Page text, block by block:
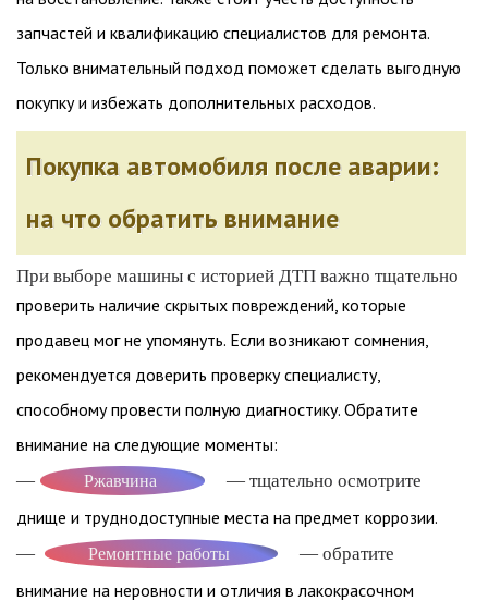
запчастей и квалификацию специалистов для ремонта.
Только внимательный подход поможет сделать выгодную
покупку и избежать дополнительных расходов.
Покупка автомобиля после аварии:
на что обратить внимание
При выборе машины с историей ДТП важно тщательно
проверить наличие скрытых повреждений, которые
продавец мог не упомянуть. Если возникают сомнения,
рекомендуется доверить проверку специалисту,
способному провести полную диагностику. Обратите
внимание на следующие моменты:
— Ржавчина — тщательно осмотрите
днище и труднодоступные места на предмет коррозии.
— Ремонтные работы — обратите
внимание на неровности и отличия в лакокрасочном